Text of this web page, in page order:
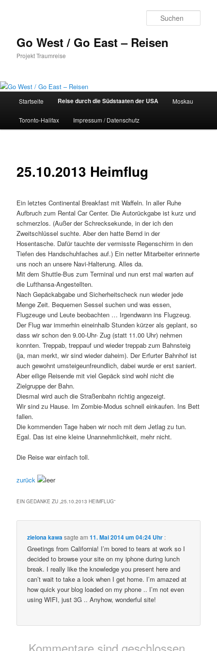
Go West / Go East – Reisen
Projekt Traumreise
Startseite Reise durch die Südstaaten der USA Moskau
Toronto-Halifax Impressum / Datenschutz
25.10.2013 Heimflug
Ein letztes Continental Breakfast mit Waffeln. In aller Ruhe
Aufbruch zum Rental Car Center. Die Autorückgabe ist kurz und
schmerzlos. (Außer der Schrecksekunde, in der ich den
Zweitschlüssel suchte. Aber den hatte Bernd in der
Hosentasche. Dafür tauchte der vermisste Regenschirm in den
Tiefen des Handschuhfaches auf.) Ein netter Mitarbeiter erinnerte
uns noch an unsere Navi-Halterung. Alles da.
Mit dem Shuttle-Bus zum Terminal und nun erst mal warten auf
die Lufthansa-Angestellten.
Nach Gepäckabgabe und Sicherheitscheck nun wieder jede
Menge Zeit. Bequemen Sessel suchen und was essen,
Flugzeuge und Leute beobachten … Irgendwann ins Flugzeug.
Der Flug war immerhin eineinhalb Stunden kürzer als geplant, so
dass wir schon den 9.00-Uhr- Zug (statt 11.00 Uhr) nehmen
konnten. Treppab, treppauf und wieder treppab zum Bahnsteig
(ja, man merkt, wir sind wieder daheim). Der Erfurter Bahnhof ist
auch gewohnt umsteigeunfreundlich, dabei wurde er erst saniert.
Aber eilige Reisende mit viel Gepäck sind wohl nicht die
Zielgruppe der Bahn.
Diesmal wird auch die Straßenbahn richtig angezeigt.
Wir sind zu Hause. Im Zombie-Modus schnell einkaufen. Ins Bett
fallen.
Die kommenden Tage haben wir noch mit dem Jetlag zu tun.
Egal. Das ist eine kleine Unannehmlichkeit, mehr nicht.
Die Reise war einfach toll.
zurück
EIN GEDANKE ZU „25.10.2013 HEIMFLUG“
zielona kawasagte am11. Mai 2014 um 04:24 Uhr :
Greetings from California! I’m bored to tears at work so I
decided to browse your site on my iphone during lunch
break. I really like the knowledge you present here and
can’t wait to take a look when I get home. I’m amazed at
how quick your blog loaded on my phone .. I’m not even
using WIFI, just 3G .. Anyhow, wonderful site!